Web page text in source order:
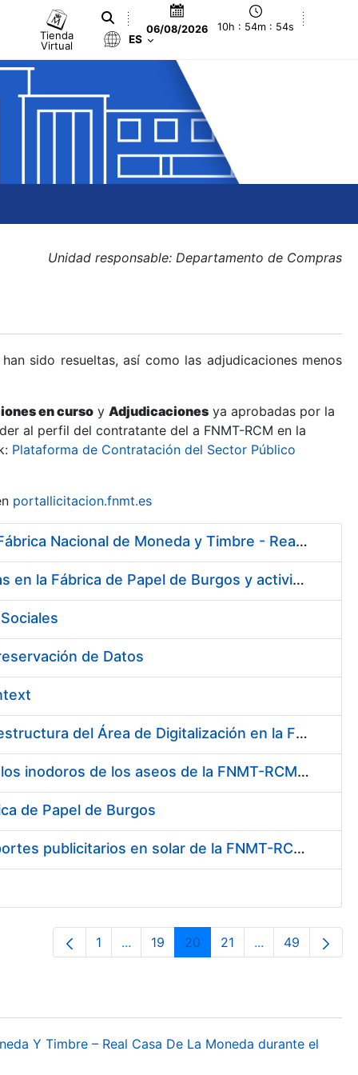
Tienda
Virtual
06/08/2026 10h : 54m : 54s
ES
Unidad responsable: Departamento de Compras
sido resueltas, así como las adjudicaciones menos
en curso y Adjudicaciones ya aprobadas por la
al perfil del contratante del a FNMT-RCM en la
Plataforma de Contratación del Sector Público
portallicitacion.fnmt.es
Servicio de asistencia sanitaria de enfermería de urgencias en la Fábrica Nacional de Moneda y Timbre - Real Casa de la Moneda
Servicio de vigilancia de la salud y diversas actividades preventivas en la Fábrica de Papel de Burgos y actividades sanitarias en el centro de trabajo de Madrid de la Fábrica Nacional de Moneda y Timbre - Real Casa de la Moneda
de Datos
Suministro de Hardware y Software para la Ampliación de la Infraestructura del Área de Digitalización en la FNMT-RCM
Mantenimiento de las tapas automáticas HYGOLET, instaladas en los inodoros de los aseos de la FNMT-RCM, así como el suministro de recambios originales de rollos de plástico
de Papel de Burgos
Contratación para la cesión de espacios para la instalación de soportes publicitarios en solar de la FNMT-RCM situado en la confluencia de las calles Cruz del Sur, calle de los Astros y calle del Doctor Esquerdo. Referencia NJ01-2017
Página
1 ...Páginas intermedias Use TAB para
Página
19 Página
20 Página
21 ...PáginasPágina
49
Y Timbre – Real Casa De La Moneda durante el